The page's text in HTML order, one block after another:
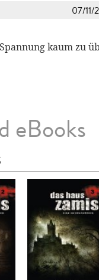
07/11/
kaum zu
eBooks